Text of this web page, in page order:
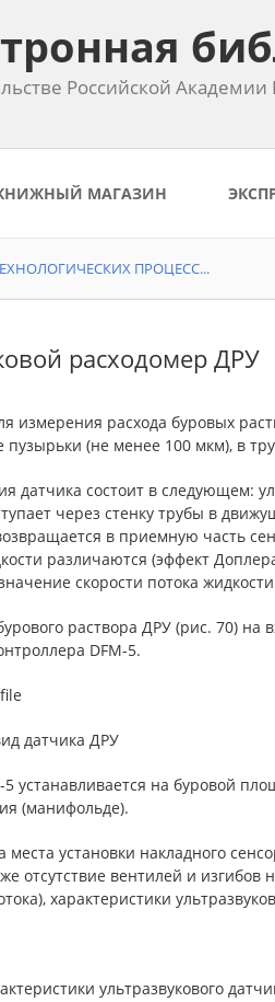
Российской Академии
МАГАЗИН
ПРОЦЕСС...
расходомер ДРУ
измерения расхода буровых
пузырьки (не менее 100 мкм), в
датчика состоит в следующем:
через стенку трубы в
в приемную часть
различаются (эффект
скорости потока
раствора ДРУ (рис. 70) на
DFM-5.
датчика ДРУ
5 устанавливается на буровой
(манифольде).
установки накладного
отсутствие вентилей и
характеристики
ультразвукового